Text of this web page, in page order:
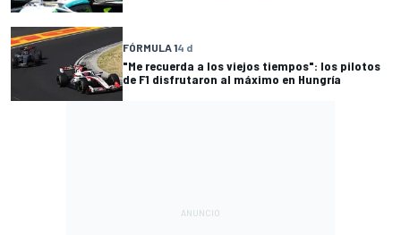
FÓRMULA 14 d
"Me recuerda a los viejos tiempos": los pilotos
de F1 disfrutaron al máximo en Hungría